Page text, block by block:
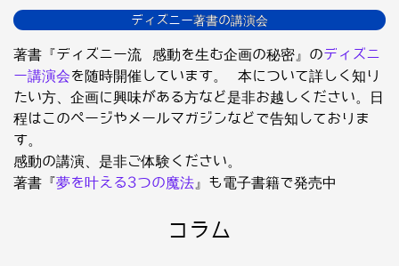
ディズニー著書の講演会
著書『ディズニー流 感動を生む企画の秘密』のディズニ
ー講演会を随時開催しています。 本について詳しく知り
たい方、企画に興味がある方など是非お越しください。日
程はこのページやメールマガジンなどで告知しておりま
す。
感動の講演、是非ご体験ください。
著書『夢を叶える3つの魔法』も電子書籍で発売中
コラム